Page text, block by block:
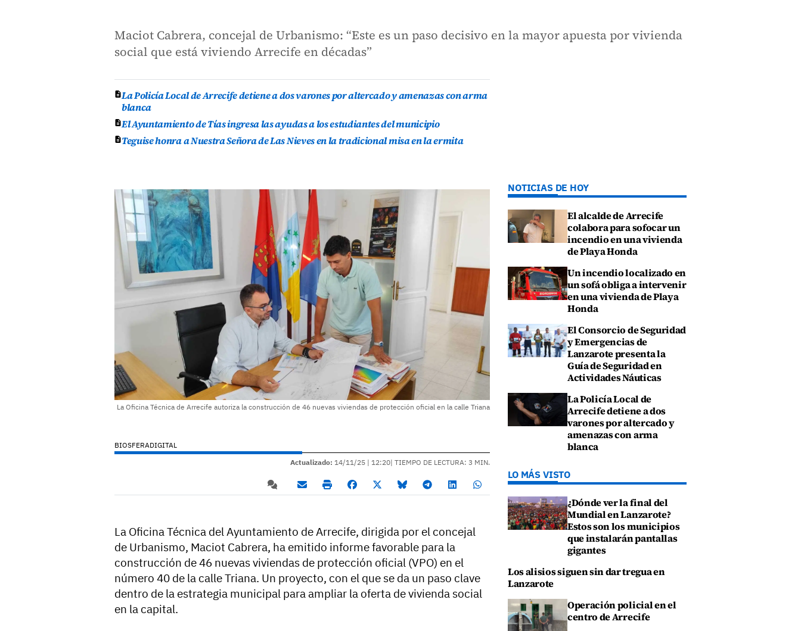
Maciot Cabrera, concejal de Urbanismo: “Este es un paso decisivo en la mayor apuesta por vivienda
social que está viviendo Arrecife en décadas”
La Policía Local de Arrecife detiene a dos varones por altercado y amenazas con arma
blanca
El Ayuntamiento de Tías ingresa las ayudas a los estudiantes del municipio
Teguise honra a Nuestra Señora de Las Nieves en la tradicional misa en la ermita
La Oficina Técnica de Arrecife autoriza la construcción de 46 nuevas viviendas de protección oficial en la calle Triana
BIOSFERADIGITAL
Actualizado: 14/11/25 | 12:20| TIEMPO DE LECTURA: 3 MIN.
La Oficina Técnica del Ayuntamiento de Arrecife, dirigida por el concejal
de Urbanismo, Maciot Cabrera, ha emitido informe favorable para la
construcción de 46 nuevas viviendas de protección oficial (VPO) en el
número 40 de la calle Triana. Un proyecto, con el que se da un paso clave
dentro de la estrategia municipal para ampliar la oferta de vivienda social
en la capital.
NOTICIAS DE HOY
El alcalde de Arrecife
colabora para sofocar un
incendio en una vivienda
de Playa Honda
Un incendio localizado en
un sofá obliga a intervenir
en una vivienda de Playa
Honda
El Consorcio de Seguridad
y Emergencias de
Lanzarote presenta la
Guía de Seguridad en
Actividades Náuticas
La Policía Local de
Arrecife detiene a dos
varones por altercado y
amenazas con arma
blanca
LO MÁS VISTO
¿Dónde ver la final del
Mundial en Lanzarote?
Estos son los municipios
que instalarán pantallas
gigantes
Los alisios siguen sin dar tregua en
Lanzarote
Operación policial en el
centro de Arrecife